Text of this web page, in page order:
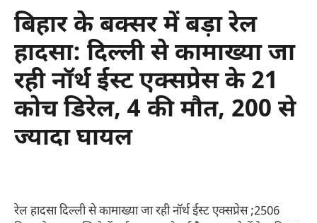
बिहार के बक्सर में बड़ा रेल
हादसा: दिल्ली से कामाख्या जा
रही नॉर्थ ईस्ट एक्सप्रेस के 21
कोच डिरेल, 4 की मौत, 200 से
ज्यादा घायल
रेल हादसा दिल्ली से कामाख्या जा रही नॉर्थ ईस्ट एक्सप्रेस ;2506